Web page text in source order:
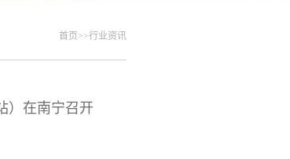
首页>>行业资讯
）在南宁召开